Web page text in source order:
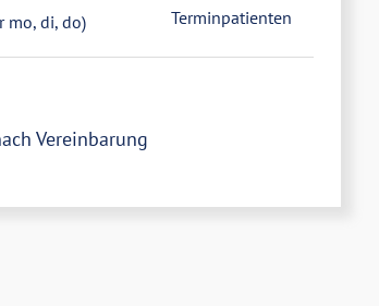
mo, di, do)
Terminpatienten
Vereinbarung